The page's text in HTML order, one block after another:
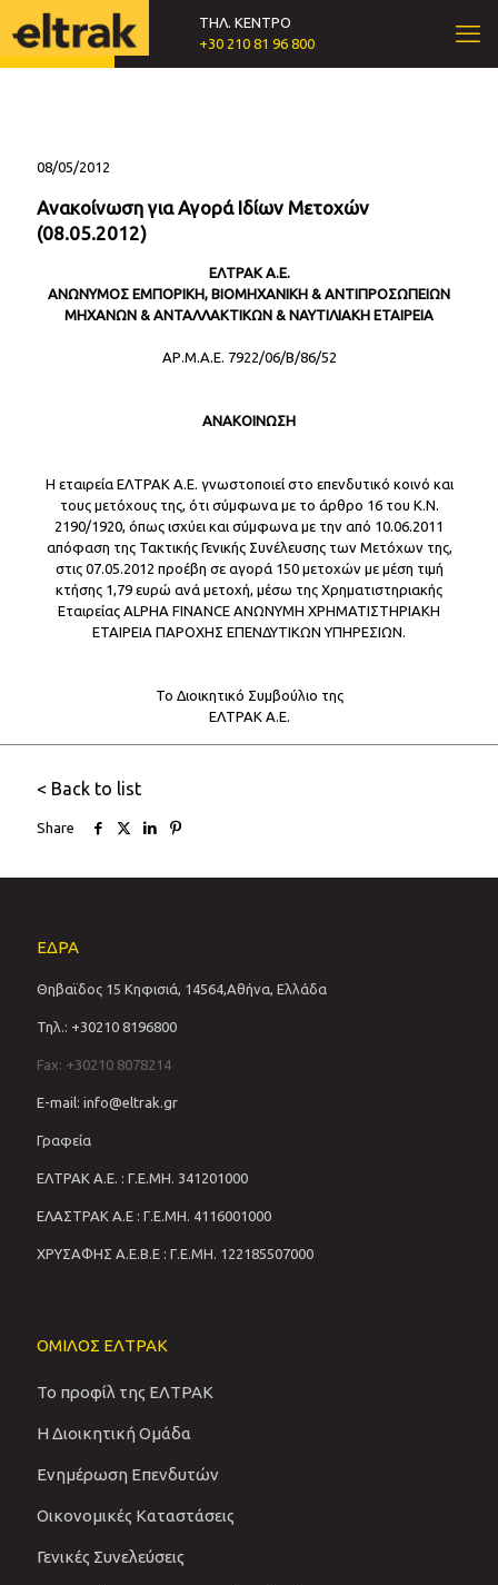
ΤΗΛ. ΚΕΝΤΡΟ
+30 210 81 96 800
08/05/2012
Ανακοίνωση για Αγορά Ιδίων Μετοχών
(08.05.2012)
ΕΛΤΡΑΚ Α.Ε.
ΑΝΩΝΥΜΟΣ ΕΜΠΟΡΙΚΗ, ΒΙΟΜΗΧΑΝΙΚΗ & ΑΝΤΙΠΡΟΣΩΠΕΙΩΝ
ΜΗΧΑΝΩΝ & ΑΝΤΑΛΛΑΚΤΙΚΩΝ & ΝΑΥΤΙΛΙΑΚΗ ΕΤΑΙΡΕΙΑ
ΑΡ.Μ.Α.Ε. 7922/06/Β/86/52
ΑΝΑΚΟΙΝΩΣΗ
Η εταιρεία ΕΛΤΡΑΚ Α.Ε. γνωστοποιεί στο επενδυτικό κοινό και
τους μετόχους της, ότι σύμφωνα με το άρθρο 16 του Κ.Ν.
2190/1920, όπως ισχύει και σύμφωνα με την από 10.06.2011
απόφαση της Τακτικής Γενικής Συνέλευσης των Μετόχων της,
στις 07.05.2012 προέβη σε αγορά 150 μετοχών με μέση τιμή
κτήσης 1,79 ευρώ ανά μετοχή, μέσω της Χρηματιστηριακής
Εταιρείας ALPHA FINANCE ΑΝΩΝΥΜΗ ΧΡΗΜΑΤΙΣΤΗΡΙΑΚΗ
ΕΤΑΙΡΕΙΑ ΠΑΡΟΧΗΣ ΕΠΕΝΔΥΤΙΚΩΝ ΥΠΗΡΕΣΙΩΝ.
Το Διοικητικό Συμβούλιο της
ΕΛΤΡΑΚ Α.Ε.
< Back to list
Share
ΕΔΡΑ
Θηβαϊδος 15 Κηφισιά, 14564,Αθήνα, Ελλάδα
Τηλ.: +30210 8196800
Fax: +30210 8078214
E-mail: info@eltrak.gr
Γραφεία
ΕΛΤΡΑΚ Α.Ε. : Γ.Ε.ΜΗ. 341201000
ΕΛΑΣΤΡΑΚ Α.Ε : Γ.Ε.ΜΗ. 4116001000
ΧΡΥΣΑΦΗΣ Α.Ε.Β.Ε : Γ.Ε.ΜΗ. 122185507000
ΟΜΙΛΟΣ ΕΛΤΡΑΚ
Το προφίλ της ΕΛΤΡΑΚ
Η Διοικητική Ομάδα
Ενημέρωση Επενδυτών
Οικονομικές Καταστάσεις
Γενικές Συνελεύσεις